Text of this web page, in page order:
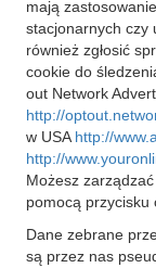
mają
stacjonarnych czy
również zgłosić
cookie do
out Network
http://
w USA http://
http://
Możesz
pomocą przycisku
Dane zebrane
są przez nas